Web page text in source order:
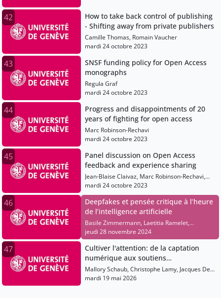
42
How to take back control of publishing
- Shifting away from private publishers
Camille Thomas, Romain Vaucher
mardi 24 octobre 2023
43
SNSF funding policy for Open Access
monographs
Regula Graf
mardi 24 octobre 2023
44
Progress and disappointments of 20
years of fighting for open access
Marc Robinson-Rechavi
mardi 24 octobre 2023
45
Panel discussion on Open Access
feedback and experience sharing
Jean-Blaise Claivaz, Marc Robinson-Rechavi,
Daniela Hahn, Romain Vaucher, Regula Graf
mardi 24 octobre 2023
46
Deepfakes et pensée critique à l’heure
de l’intelligence artificielle
Basile Zimmermann, Laetitia Ramelet,
Sébastien Castelltort, Mireille Bétrancourt
jeudi 28 novembre 2024
47
Cultiver l'attention: de la captation
numérique aux soutiens
institutionnels
Mallory Schaub, Christophe Lamy, Jacques De
Werra, Martine Collart, Véronique Hadengue-
mardi 19 mai 2026